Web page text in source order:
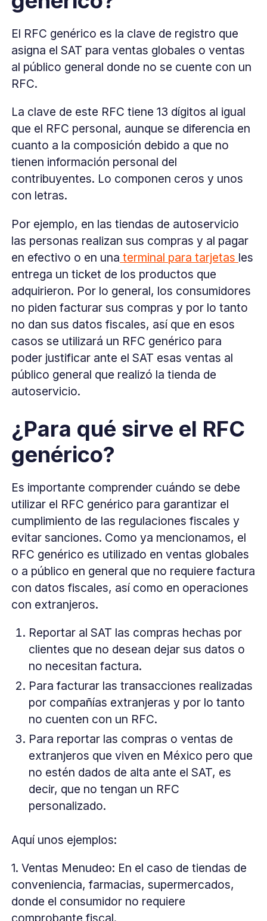
El RFC genérico es la clave de registro que
asigna el SAT para ventas globales o ventas
al público general donde no se cuente con un
RFC.
La clave de este RFC tiene 13 dígitos al igual
que el RFC personal, aunque se diferencia en
cuanto a la composición debido a que no
tienen información personal del
contribuyentes. Lo componen ceros y unos
con letras.
Por ejemplo, en las tiendas de autoservicio
las personas realizan sus compras y al pagar
en efectivo o en una terminal para tarjetas les
entrega un ticket de los productos que
adquirieron. Por lo general, los consumidores
no piden facturar sus compras y por lo tanto
no dan sus datos fiscales, así que en esos
casos se utilizará un RFC genérico para
poder justificar ante el SAT esas ventas al
público general que realizó la tienda de
autoservicio.
¿Para qué sirve el RFC
genérico?
Es importante comprender cuándo se debe
utilizar el RFC genérico para garantizar el
cumplimiento de las regulaciones fiscales y
evitar sanciones. Como ya mencionamos, el
RFC genérico es utilizado en ventas globales
o a público en general que no requiere factura
con datos fiscales, así como en operaciones
con extranjeros.
Reportar al SAT las compras hechas por
clientes que no desean dejar sus datos o
no necesitan factura.
Para facturar las transacciones realizadas
por compañías extranjeras y por lo tanto
no cuenten con un RFC.
Para reportar las compras o ventas de
extranjeros que viven en México pero que
no estén dados de alta ante el SAT, es
decir, que no tengan un RFC
personalizado.
Aquí unos ejemplos:
1. Ventas Menudeo: En el caso de tiendas de
conveniencia, farmacias, supermercados,
donde el consumidor no requiere
comprobante fiscal.